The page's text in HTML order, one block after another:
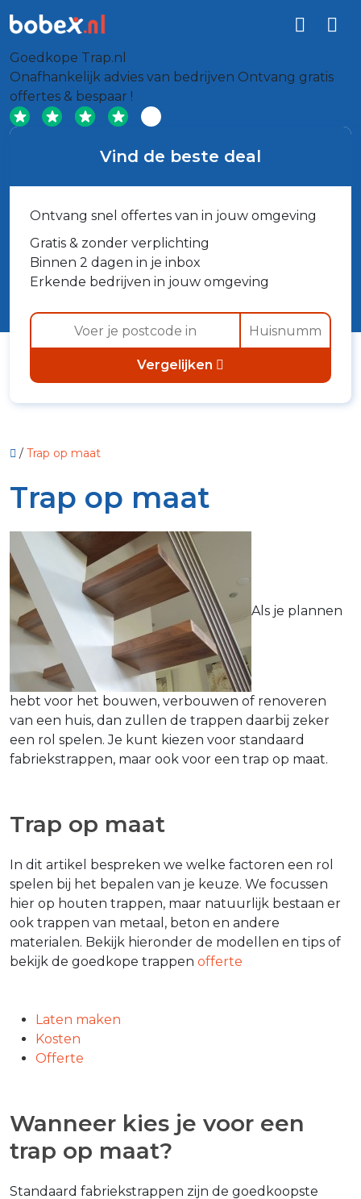
Goedkope Trap.nl
Onafhankelijk advies van bedrijven Ontvang gratis
offertes & bespaar !
Vind de beste deal
Ontvang snel offertes van in jouw omgeving
Gratis & zonder verplichting
Binnen 2 dagen in je inbox
Erkende bedrijven in jouw omgeving
Vergelijken
/ Trap op maat
Trap op maat
Als je plannen
hebt voor het bouwen, verbouwen of renoveren
van een huis, dan zullen de trappen daarbij zeker
een rol spelen. Je kunt kiezen voor standaard
fabriekstrappen, maar ook voor een trap op maat.
Trap op maat
In dit artikel bespreken we welke factoren een rol
spelen bij het bepalen van je keuze. We focussen
hier op houten trappen, maar natuurlijk bestaan er
ook trappen van metaal, beton en andere
materialen. Bekijk hieronder de modellen en tips of
bekijk de goedkope trappen offerte
Laten maken
Kosten
Offerte
Wanneer kies je voor een
trap op maat?
Standaard fabriekstrappen zijn de goedkoopste